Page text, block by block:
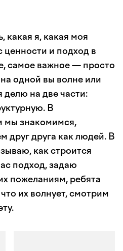
какая я, какая моя
ценности и подход в
самое важное — просто
одной вы волне или
делю на две части:
В
мы знакомимся,
друг друга как людей. В
как строится
подход, задаю
пожеланиям, ребята
их волнует, смотрим